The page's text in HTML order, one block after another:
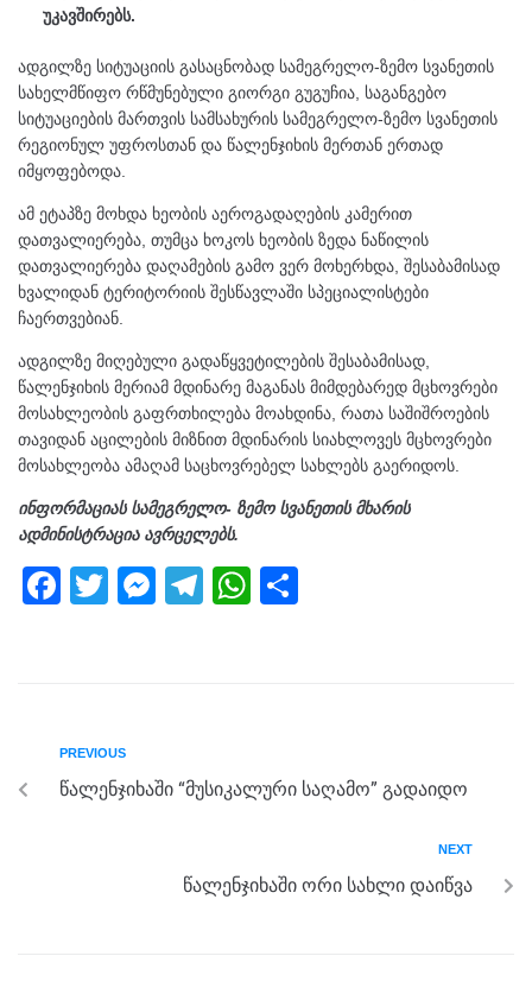
უკავშირებს.
ადგილზე სიტუაციის გასაცნობად სამეგრელო-ზემო სვანეთის
სახელმწიფო რწმუნებული გიორგი გუგუჩია, საგანგებო
სიტუაციების მართვის სამსახურის სამეგრელო-ზემო სვანეთის
რეგიონულ უფროსთან და წალენჯიხის მერთან ერთად
იმყოფებოდა.
ამ ეტაპზე მოხდა ხეობის აეროგადაღების კამერით
დათვალიერება, თუმცა ხოკოს ხეობის ზედა ნაწილის
დათვალიერება დაღამების გამო ვერ მოხერხდა, შესაბამისად
ხვალიდან ტერიტორიის შესწავლაში სპეციალისტები
ჩაერთვებიან.
ადგილზე მიღებული გადაწყვეტილების შესაბამისად,
წალენჯიხის მერიამ მდინარე მაგანას მიმდებარედ მცხოვრები
მოსახლეობის გაფრთხილება მოახდინა, რათა საშიშროების
თავიდან აცილების მიზნით მდინარის სიახლოვეს მცხოვრები
მოსახლეობა ამაღამ საცხოვრებელ სახლებს გაერიდოს.
ინფორმაციას სამეგრელო- ზემო სვანეთის მხარის
ადმინისტრაცია ავრცელებს.
F
b
o
o
T
M
g
T
m
W
p
p
PREVIOUS
წალენჯიხაში “მუსიკალური საღამო” გადაიდო
NEXT
წალენჯიხაში ორი სახლი დაიწვა